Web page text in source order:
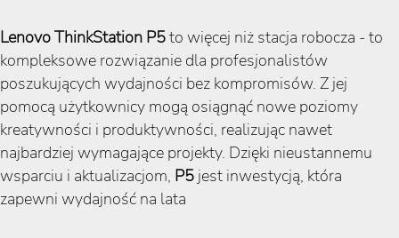
Lenovo ThinkStation P5to więcej niż stacja robocza - to
kompleksowe rozwiązanie dla profesjonalistów
poszukujących wydajności bez kompromisów. Z jej
pomocą użytkownicy mogą osiągnąć nowe poziomy
kreatywności i produktywności, realizując nawet
najbardziej wymagające projekty. Dzięki nieustannemu
wsparciu i aktualizacjom, P5 jest inwestycją, która
zapewni wydajność na lata